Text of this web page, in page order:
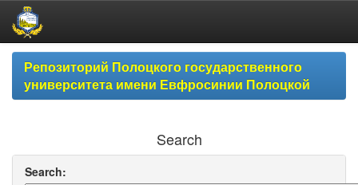
Skip
navigationРепозиторий Полоцкого государственного
университета имени Евфросинии Полоцкой
Search
Search: